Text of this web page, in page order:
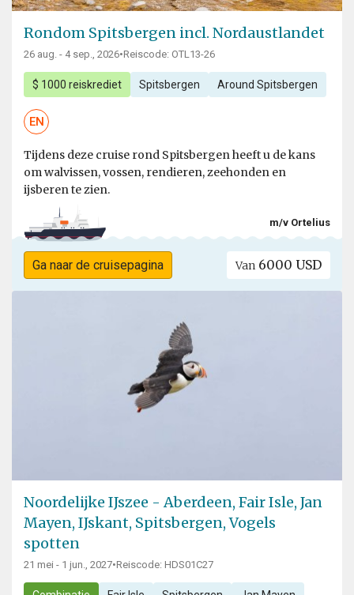
Rondom Spitsbergen incl. Nordaustlandet
26 aug. - 4 sep., 2026•Reiscode: OTL13-26
$ 1000 reiskrediet Spitsbergen Around Spitsbergen
EN
Tijdens deze cruise rond Spitsbergen heeft u de kans
om walvissen, vossen, rendieren, zeehonden en
ijsberen te zien.
m/v Ortelius
Ga naar de cruisepagina Van 6000 USD
Noordelijke IJszee - Aberdeen, Fair Isle, Jan
Mayen, IJskant, Spitsbergen, Vogels
spotten
21 mei - 1 jun., 2027•Reiscode: HDS01C27